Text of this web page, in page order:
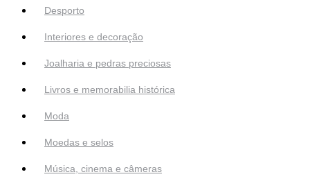
Desporto
Interiores e decoração
Joalharia e pedras preciosas
Livros e memorabilia histórica
Moda
Moedas e selos
Música, cinema e câmeras